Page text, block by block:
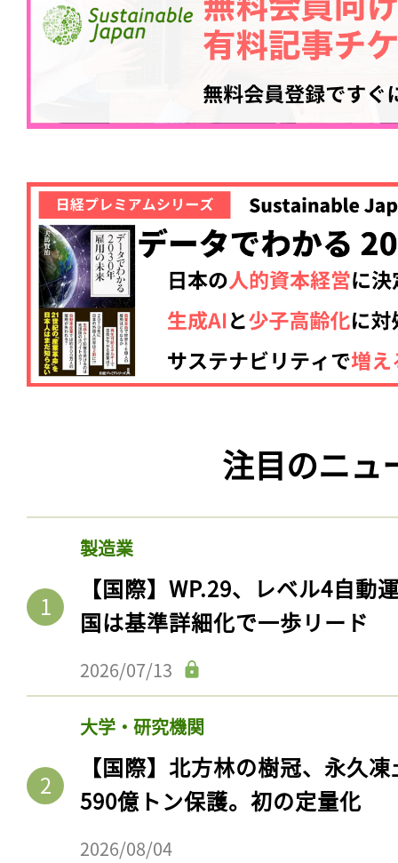
注目のニュ
製造業
【国際】WP.29、レベル4自動
国は基準詳細化で一歩リード
2026/07/13
大学・研究機関
【国際】北方林の樹冠、永久
590億トン保護。初の定量化
2026/08/04
記事をお気に入りに
ログインが必
ログイン
会員登録